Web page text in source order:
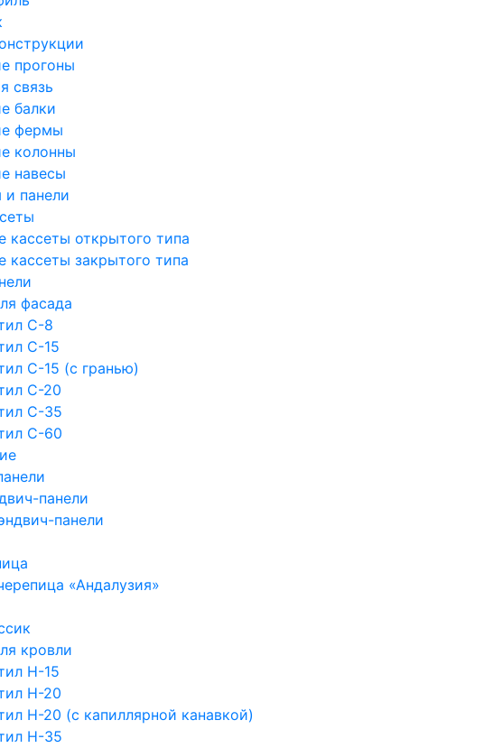
прогоны
связь
балки
фермы
колонны
навесы
панели
кассеты открытого типа
кассеты закрытого типа
фасада
С-8
С-15
С-15 (с гранью)
С-20
С-35
С-60
панели
панели
«Андалузия»
кровли
Н-15
Н-20
Н-20 (с капиллярной канавкой)
Н-35